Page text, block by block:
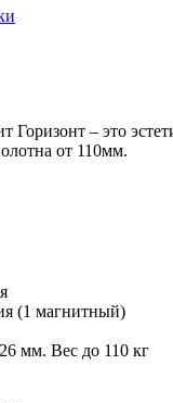
Горизонт – это
от 110мм.
(1 магнитный)
мм. Вес до 110 кг